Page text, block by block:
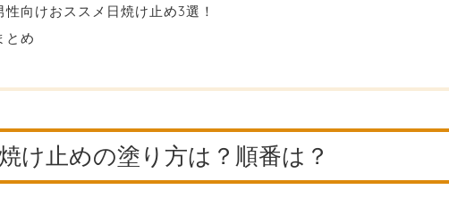
性向けおススメ日焼け止め3選！
とめ
け止めの塗り方は？順番は？